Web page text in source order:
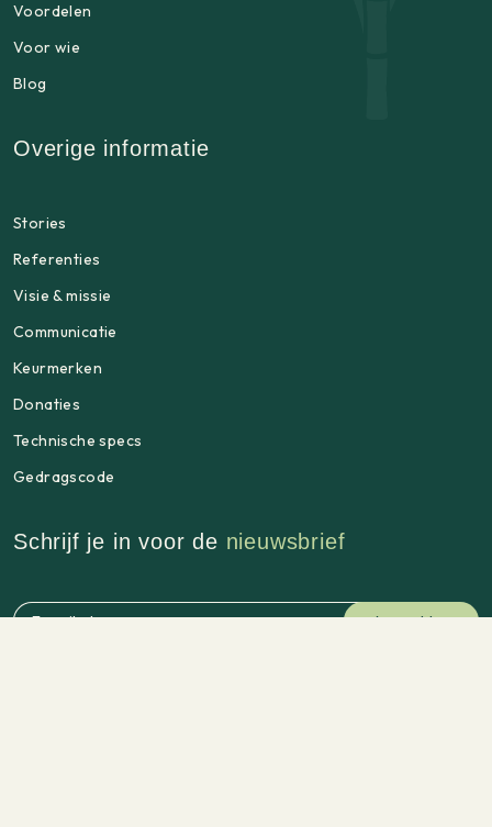
Voordelen
Voor wie
Blog
Overige informatie
Stories
Referenties
Visie & missie
Communicatie
Keurmerken
Donaties
Technische specs
Gedragscode
Schrijf je in voor de nieuwsbrief